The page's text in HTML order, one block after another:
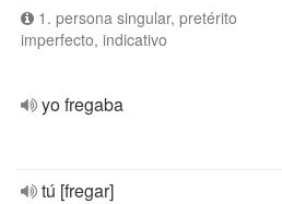
1. persona singular, pretérito
imperfecto, indicativo
yo fregaba
tú [fregar]